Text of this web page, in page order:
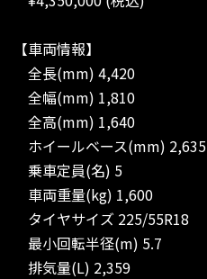
【車両情報】
全長(mm) 4,420
全幅(mm) 1,810
全高(mm) 1,640
ホイールベース(mm) 2,635
乗車定員(名) 5
車両重量(kg) 1,600
タイヤサイズ 225/55R18
最小回転半径(m) 5.7
排気量(L) 2,359